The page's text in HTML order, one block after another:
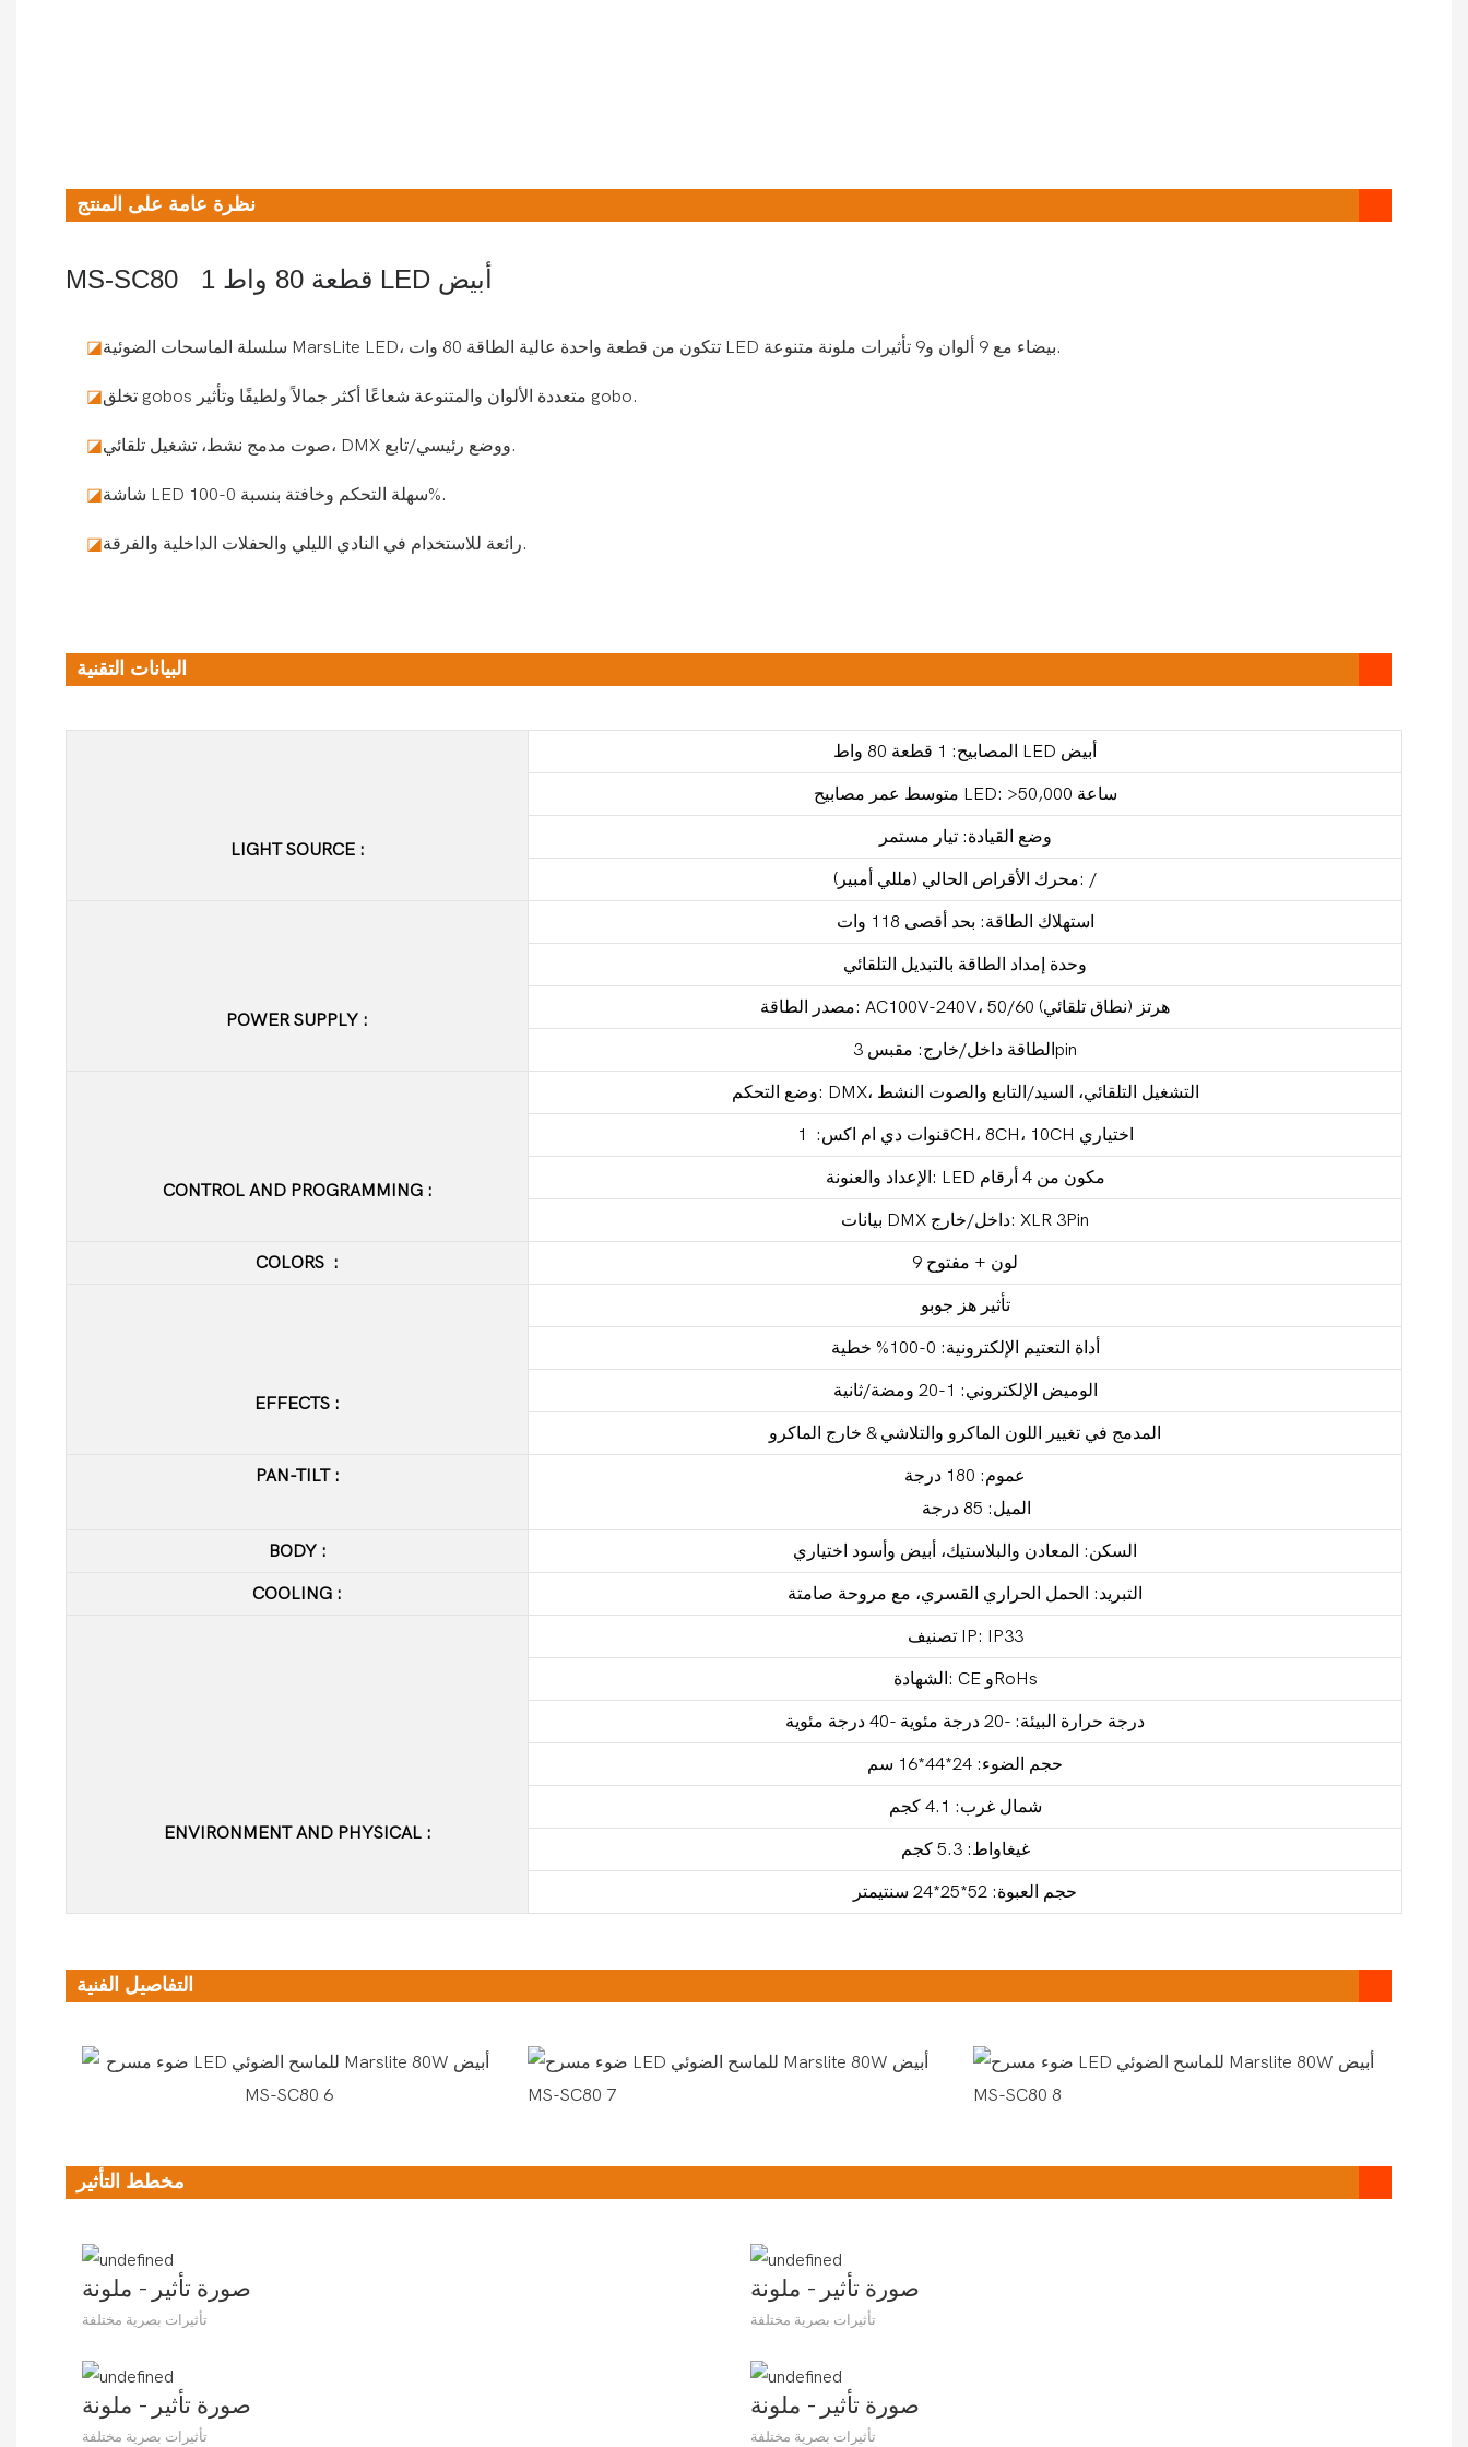
نظرة عامة على المنتج
MS-SC80 1 قطعة 80 واط LED أبيض
◪ سلسلة الماسحات الضوئية MarsLite LED، تتكون من قطعة واحدة عالية الطاقة 80 وات LED بيضاء مع 9 ألوان و9 تأثيرات ملونة متنوعة.
◪ تخلق gobos متعددة الألوان والمتنوعة شعاعًا أكثر جمالاً ولطيفًا وتأثير gobo.
◪ صوت مدمج نشط، تشغيل تلقائي، DMX ووضع رئيسي/تابع.
◪ شاشة LED سهلة التحكم وخافتة بنسبة 0-100%.
◪ رائعة للاستخدام في النادي الليلي والحفلات الداخلية والفرقة.
البيانات التقنية
LIGHT SOURCE :
المصابيح: 1 قطعة 80 واط LED أبيض
متوسط ​​عمر مصابيح LED: >50,000 ساعة
وضع القيادة: تيار مستمر
محرك الأقراص الحالي (مللي أمبير): /
POWER SUPPLY :
استهلاك الطاقة: بحد أقصى 118 وات
وحدة إمداد الطاقة بالتبديل التلقائي
مصدر الطاقة: AC100V-240V، 50/60 هرتز (نطاق تلقائي)
الطاقة داخل/خارج: مقبس 3pin
CONTROL AND PROGRAMMING :
وضع التحكم: DMX، التشغيل التلقائي، السيد/التابع والصوت النشط
قنوات دي ام اكس: 1CH، 8CH، 10CH اختياري
الإعداد والعنونة: LED مكون من 4 أرقام
بيانات DMX داخل/خارج: XLR 3Pin
COLORS : 9 لون + مفتوح
EFFECTS :
تأثير هز جوبو
أداة التعتيم الإلكترونية: 0-100% خطية
الوميض الإلكتروني: 1-20 ومضة/ثانية
المدمج في تغيير اللون الماكرو والتلاشي & خارج الماكرو
PAN-TILT :
عموم: 180 درجة
الميل: 85 درجة
BODY : السكن: المعادن والبلاستيك، أبيض وأسود اختياري
COOLING : التبريد: الحمل الحراري القسري، مع مروحة صامتة
ENVIRONMENT AND PHYSICAL :
تصنيف IP: IP33
الشهادة: CE وRoHs
درجة حرارة البيئة: -20 درجة مئوية -40 درجة مئوية
حجم الضوء: 24*44*16 سم
شمال غرب: 4.1 كجم
غيغاواط: 5.3 كجم
حجم العبوة: 52*25*24 سنتيمتر
التفاصيل الفنية
مخطط التأثير
صورة تأثير - ملونة
تأثيرات بصرية مختلفة
صورة تأثير - ملونة
تأثيرات بصرية مختلفة
صورة تأثير - ملونة
تأثيرات بصرية مختلفة
صورة تأثير - ملونة
تأثيرات بصرية مختلفة